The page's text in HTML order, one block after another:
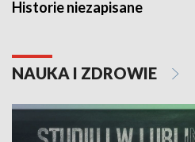
Historie niezapisane
NAUKA I ZDROWIE